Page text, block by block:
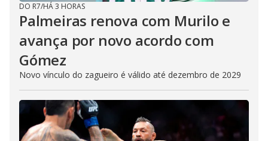
DO R7/HÁ 3 HORAS
Palmeiras renova com Murilo e
avança por novo acordo com
Gómez
Novo vínculo do zagueiro é válido até dezembro de 2029